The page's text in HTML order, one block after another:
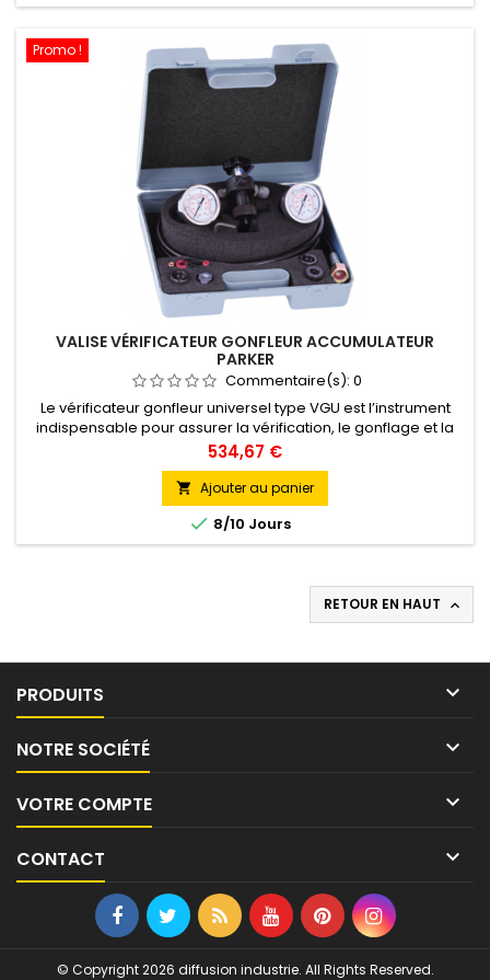
Promo !
VALISE VÉRIFICATEUR GONFLEUR ACCUMULATEUR
PARKER
Commentaire(s): 0
Le vérificateur gonfleur universel type VGU est l’instrument
indispensable pour assurer la vérification, le gonflage et la
purge d’azote de la plupart des accumulateurs
hydropneumatiques existants sur le marché. Pour utilisation,
vissé sur la valve de gonflage de l’accumulateur et relié par
un flexible haute pression à la source d’azote munie d’un...
Prix
534,67 €
 Ajouter au panier
 8/10 Jours
RETOUR EN HAUT 
PRODUITS 
NOTRE SOCIÉTÉ 
VOTRE COMPTE 
CONTACT 
© Copyright 2026 diffusion industrie. All Rights Reserved.